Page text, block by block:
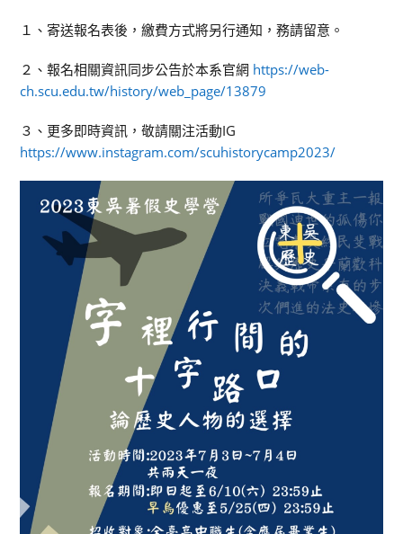
１、寄送報名表後，繳費方式將另行通知，務請留意。
２、報名相關資訊同步公告於本系官網 https://web-
ch.scu.edu.tw/history/web_page/13879
３、更多即時資訊，敬請關注活動IG
https://www.instagram.com/scuhistorycamp2023/